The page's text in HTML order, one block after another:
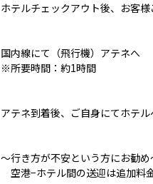
ホテルチェックアウト後、お客様
国内線にて（飛行機）アテネへ
※所要時間：約1時間
アテネ到着後、ご自身にてホテル
～行き方が不安という方にお勧め
空港−ホテル間の送迎は追加料